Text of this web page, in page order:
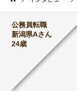
公務員転職
新潟県Aさん
24歳